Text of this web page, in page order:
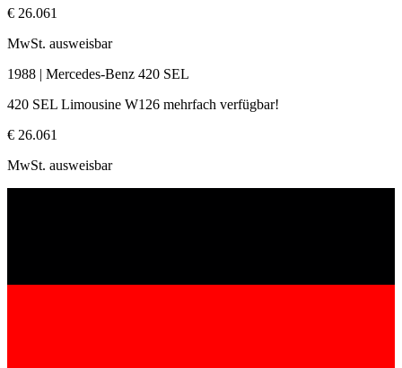
€ 26.061
MwSt. ausweisbar
1988 | Mercedes-Benz 420 SEL
420 SEL Limousine W126 mehrfach verfügbar!
€ 26.061
MwSt. ausweisbar